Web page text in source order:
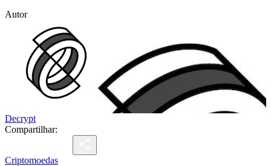
Autor
Decrypt
Compartilhar:
Criptomoedas